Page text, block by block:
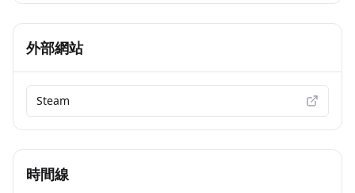
外部網站
Steam
時間線